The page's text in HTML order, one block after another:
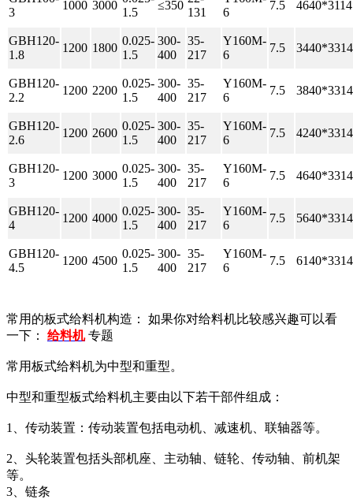
3
1000 3000
1.5
≤350
131
6
7.5
GBH120-
1.8
1200 1800
0.025-
1.5
300-
400
35-
217
Y160M-
6
7.5
GBH120-
2.2
1200 2200
0.025-
1.5
300-
400
35-
217
Y160M-
6
7.5
GBH120-
2.6
1200 2600
0.025-
1.5
300-
400
35-
217
Y160M-
6
7.5
GBH120-
3
1200 3000
0.025-
1.5
300-
400
35-
217
Y160M-
6
7.5
GBH120-
4
1200 4000
0.025-
1.5
300-
400
35-
217
Y160M-
6
7.5
GBH120-
4.5
1200 4500
0.025-
1.5
300-
400
35-
217
Y160M-
6
7.5
常用的板式给料机构造： 如果你对给料机比较感兴趣可以看
一下： 给料机专题
常用板式给料机为中型和重型。
中型和重型板式给料机主要由以下若干部件组成：
1、传动装置：传动装置包括电动机、减速机、联轴器等。
2、头轮装置包括头部机座、主动轴、链轮、传动轴、前机架
等。
3、链条